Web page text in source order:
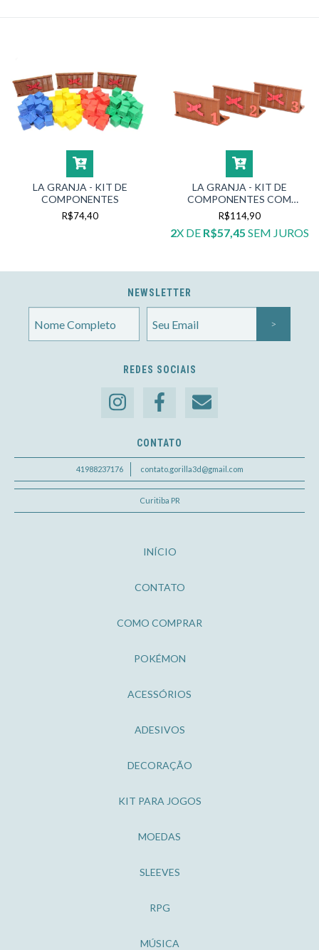
LA GRANJA - KIT DE
COMPONENTES
R$74,40
LA GRANJA - KIT DE
COMPONENTES COM
ORGANIZADOR
R$114,90
2X DE R$57,45 SEM JUROS
NEWSLETTER
REDES SOCIAIS
CONTATO
41988237176 contato.gorilla3d@gmail.com
Curitiba PR
INÍCIO
CONTATO
COMO COMPRAR
POKÉMON
ACESSÓRIOS
ADESIVOS
DECORAÇÃO
KIT PARA JOGOS
MOEDAS
SLEEVES
RPG
MÚSICA